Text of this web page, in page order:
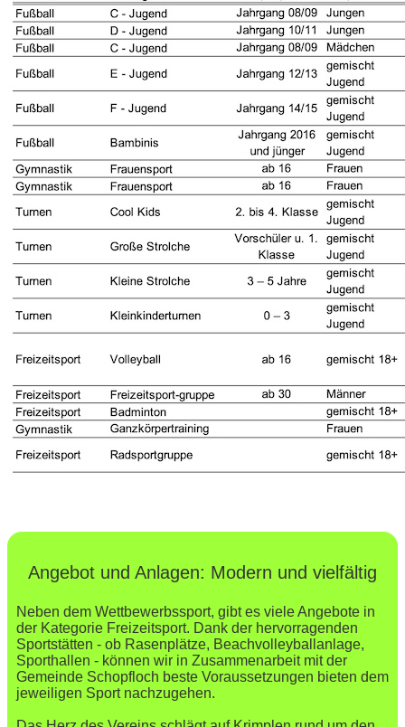
Angebot und Anlagen: Modern und vielfältig
Neben dem Wettbewerbssport, gibt es viele Angebote in
der Kategorie Freizeitsport. Dank der hervorragenden
Sportstätten - ob Rasenplätze, Beachvolleyballanlage,
Sporthallen - können wir in Zusammenarbeit mit der
Gemeinde Schopfloch beste Voraussetzungen bieten dem
jeweiligen Sport nachzugehen.